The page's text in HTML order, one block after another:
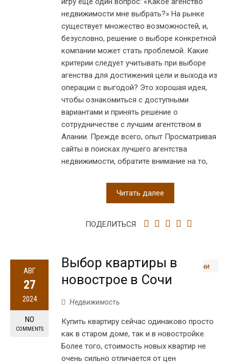
недвижимости мне выбрать?» На рынке
существует множество возможностей, и,
безусловно, решение о выборе конкретной
компании может стать проблемой. Какие
критерии следует учитывать при выборе
агенства для достижения цели и выхода из
операции с выгодой? Это хорошая идея,
чтобы ознакомиться с доступными
вариантами и принять решение о
сотрудничестве с лучшим агентством в
Алании. Прежде всего, опыт Просматривая
сайты в поисках лучшего агентства
недвижимости, обратите внимание на то,
Читать далее
ПОДЕЛИТЬСЯ
АВГ
27
2024
NO
COMMENTS
Выбор квартиры в
новострое в Сочи
Недвижимость
Купить квартиру сейчас одинаково просто
как в старом доме, так и в новостройке.
Более того, стоимость новых квартир не
очень сильно отличается от цен